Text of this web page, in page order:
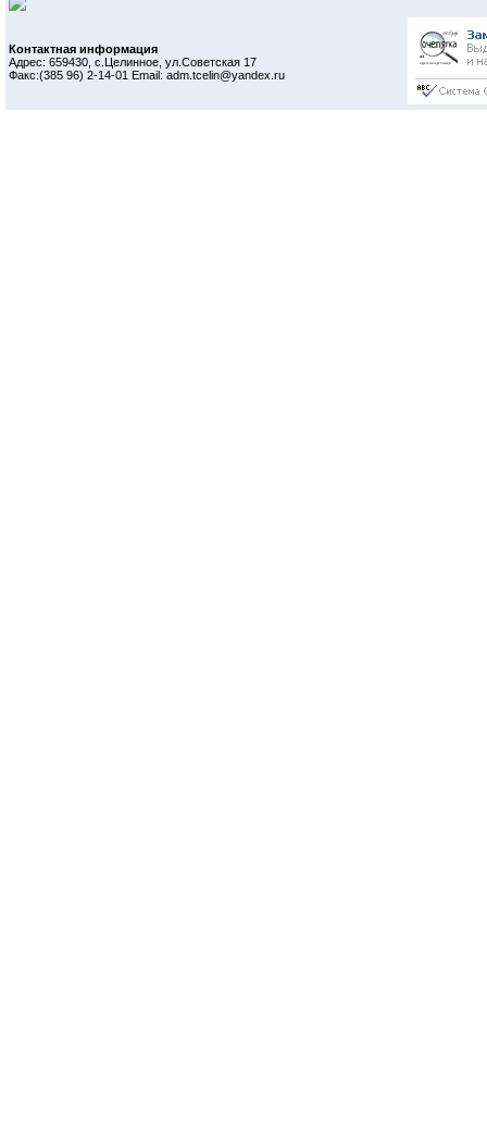
Контактная информация
Адрес: 659430, с.Целинное, ул.Советская 17
Факс:(385 96) 2-14-01 Email: adm.tcelin@yandex.ru